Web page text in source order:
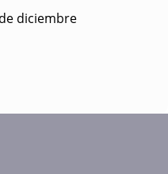
diciembre